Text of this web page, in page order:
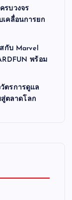
รบวงจร
คลื่อนการยก
กับ Marvel
พร้อม
ตรการดูแล
สู่ตลาดโลก